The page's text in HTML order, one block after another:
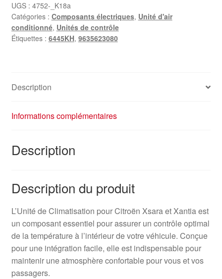
UGS : 4752-_K18a
Catégories : Composants électriques, Unité d'air
conditionné, Unités de contrôle
Étiquettes : 6445KH, 9635623080
Description
Informations complémentaires
Description
Description du produit
L’Unité de Climatisation pour Citroën Xsara et Xantia est
un composant essentiel pour assurer un contrôle optimal
de la température à l’intérieur de votre véhicule. Conçue
pour une intégration facile, elle est indispensable pour
maintenir une atmosphère confortable pour vous et vos
passagers.